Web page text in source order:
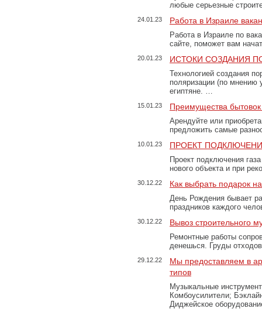
любые серьезные
24.01.23 Работа в Израиле
Работа в Израиле по
сайте, поможет вам
20.01.23 ИСТОКИ СОЗДАНИЯ
Технологией создания
поляризации (по
египтяне. …
15.01.23 Преимущества
Арендуйте или
предложить самые
10.01.23 ПРОЕКТ
Проект подключения
нового объекта и при
30.12.22 Как выбрать подарок
День Рождения бывает
праздников каждого
30.12.22 Вывоз строительного
Ремонтные работы
денешься. Груды
29.12.22
Мы предоставляем в
типов
Музыкальные
Комбоусилители;
Диджейское